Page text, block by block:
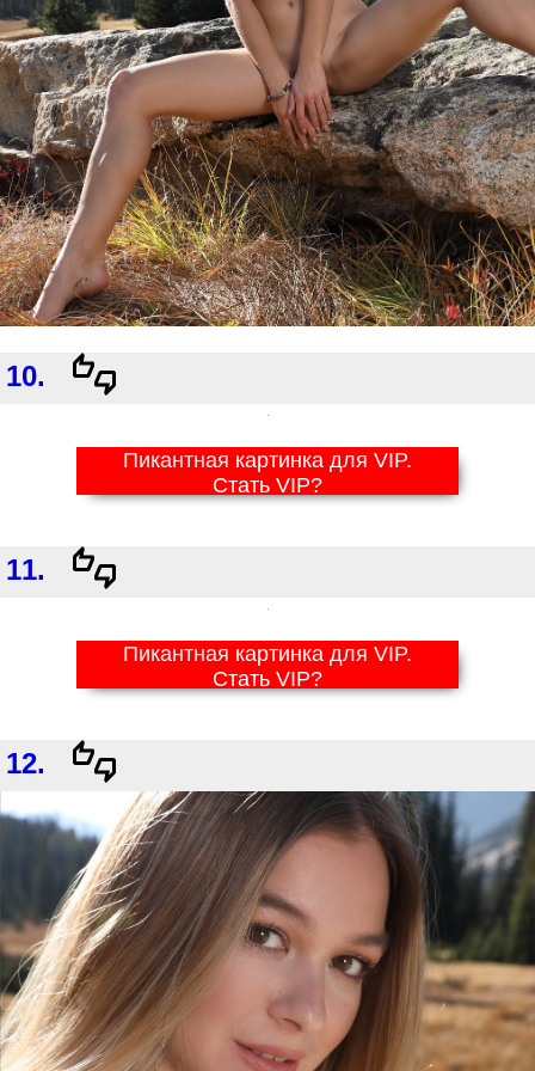
10.
Пикантная картинка для VIP.
Стать VIP?
11.
Пикантная картинка для VIP.
Стать VIP?
12.